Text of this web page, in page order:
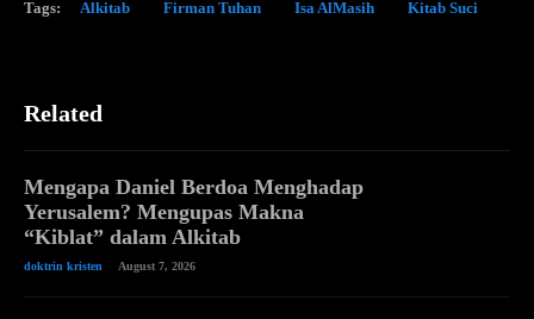
Tags: Alkitab Firman Tuhan Isa AlMasih Kitab Suci
Related
Mengapa Daniel Berdoa Menghadap
Yerusalem? Mengupas Makna
“Kiblat” dalam Alkitab
doktrin kristen August 7, 2026